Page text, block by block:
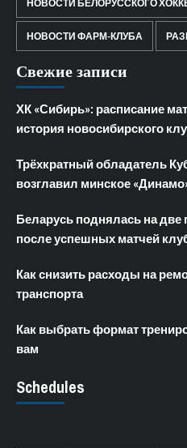
НОВОСТИ БЕЛОРУССКОГО
НОВОСТИ ФАРМ-КЛУБА
Свежие записи
ХК «Сибирь»: расписание
история новосибирского
Трёхкратный обладатель
возглавил минское
Беларусь поднялась на две
после успешных матчей
Как снизить расходы на
транспорта
Как выбрать формат
вам
Schedules